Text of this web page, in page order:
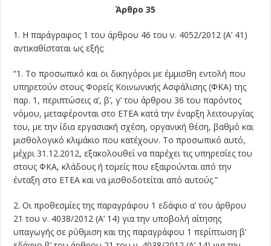
Άρθρο 35
1. Η παράγραφος 1 του άρθρου 46 του ν. 4052/2012 (Α’ 41)
αντικαθίσταται ως εξής:
“1. Το προσωπικό και οι δικηγόροι με έμμισθη εντολή που
υπηρετούν στους Φορείς Κοινωνικής Ασφάλισης (ΦΚΑ) της
παρ. 1, περιπτώσεις α’, β’, γ’ του άρθρου 36 του παρόντος
νόμου, μεταφέρονται στο ΕΤΕΑ κατά την έναρξη λειτουργίας
του, με την ίδια εργασιακή σχέση, οργανική θέση, βαθμό και
μισθολογικό κλιμάκιο που κατέχουν. Το προσωπικό αυτό,
μέχρι 31.12.2012, εξακολουθεί να παρέχει τις υπηρεσίες του
στους ΦΚΑ, κλάδους ή τομείς που εξαιρούνται από την
ένταξη στο ΕΤΕΑ και να μισθοδοτείται από αυτούς.”
2. Οι προθεσμίες της παραγράφου 1 εδάφιο α’ του άρθρου
21 του ν. 4038/2012 (Α’ 14) για την υποβολή αίτησης
υπαγωγής σε ρύθμιση και της παραγράφου 1 περίπτωση β’